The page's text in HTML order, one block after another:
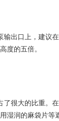
出口上，建议
度的五倍。
了很大的比重。
湿润的麻袋片等